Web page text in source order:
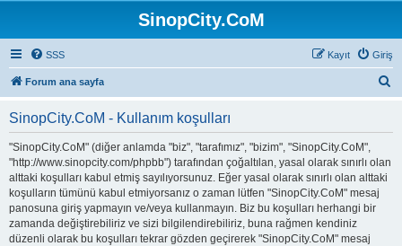
SinopCity.CoM
SSS Giriş
Kayıt
Forum ana sayfa
SinopCity.CoM - Kullanım koşulları
"SinopCity.CoM" (diğer anlamda "biz", "tarafımız", "bizim", "SinopCity.CoM",
"http://www.sinopcity.com/phpbb") tarafından çoğaltılan, yasal olarak sınırlı olan
alttaki koşulları kabul etmiş sayılıyorsunuz. Eğer yasal olarak sınırlı olan alttaki
koşulların tümünü kabul etmiyorsanız o zaman lütfen "SinopCity.CoM" mesaj
panosuna giriş yapmayın ve/veya kullanmayın. Biz bu koşulları herhangi bir
zamanda değiştirebiliriz ve sizi bilgilendirebiliriz, buna rağmen kendiniz
düzenli olarak bu koşulları tekrar gözden geçirerek "SinopCity.CoM" mesaj